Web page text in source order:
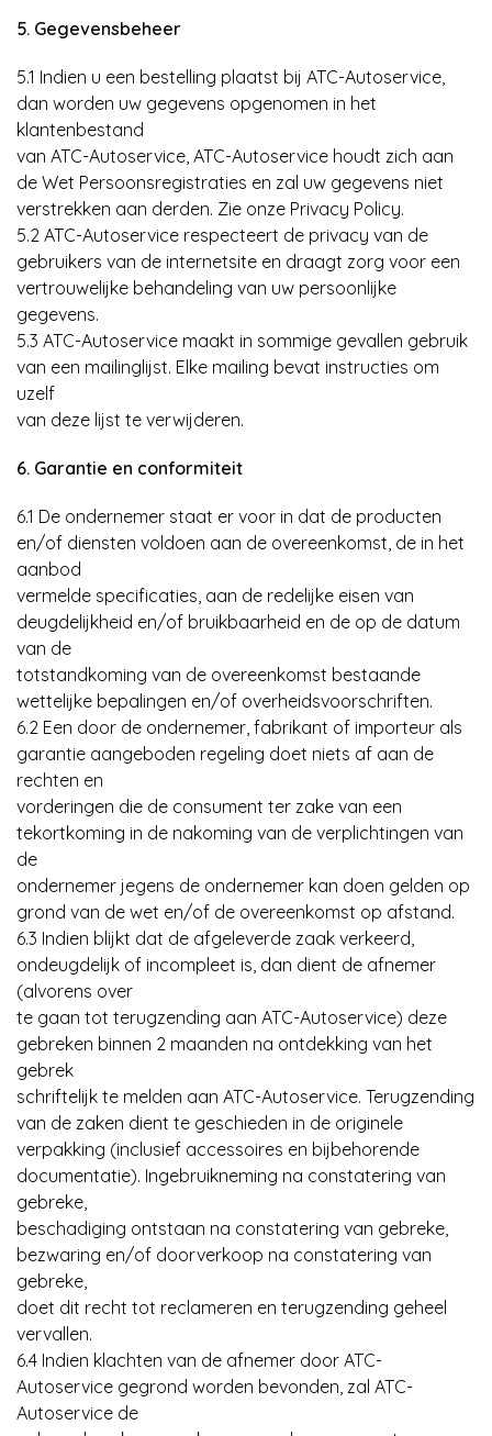
5. Gegevensbeheer
5.1 Indien u een bestelling plaatst bij ATC-Autoservice,
dan worden uw gegevens opgenomen in het
klantenbestand
van ATC-Autoservice, ATC-Autoservice houdt zich aan
de Wet Persoonsregistraties en zal uw gegevens niet
verstrekken aan derden. Zie onze Privacy Policy.
5.2 ATC-Autoservice respecteert de privacy van de
gebruikers van de internetsite en draagt zorg voor een
vertrouwelijke behandeling van uw persoonlijke
gegevens.
5.3 ATC-Autoservice maakt in sommige gevallen gebruik
van een mailinglijst. Elke mailing bevat instructies om
uzelf
van deze lijst te verwijderen.
6. Garantie en conformiteit
6.1 De ondernemer staat er voor in dat de producten
en/of diensten voldoen aan de overeenkomst, de in het
aanbod
vermelde specificaties, aan de redelijke eisen van
deugdelijkheid en/of bruikbaarheid en de op de datum
van de
totstandkoming van de overeenkomst bestaande
wettelijke bepalingen en/of overheidsvoorschriften.
6.2 Een door de ondernemer, fabrikant of importeur als
garantie aangeboden regeling doet niets af aan de
rechten en
vorderingen die de consument ter zake van een
tekortkoming in de nakoming van de verplichtingen van
de
ondernemer jegens de ondernemer kan doen gelden op
grond van de wet en/of de overeenkomst op afstand.
6.3 Indien blijkt dat de afgeleverde zaak verkeerd,
ondeugdelijk of incompleet is, dan dient de afnemer
(alvorens over
te gaan tot terugzending aan ATC-Autoservice) deze
gebreken binnen 2 maanden na ontdekking van het
gebrek
schriftelijk te melden aan ATC-Autoservice. Terugzending
van de zaken dient te geschieden in de originele
verpakking (inclusief accessoires en bijbehorende
documentatie). Ingebruikneming na constatering van
gebreke,
beschadiging ontstaan na constatering van gebreke,
bezwaring en/of doorverkoop na constatering van
gebreke,
doet dit recht tot reclameren en terugzending geheel
vervallen.
6.4 Indien klachten van de afnemer door ATC-
Autoservice gegrond worden bevonden, zal ATC-
Autoservice de